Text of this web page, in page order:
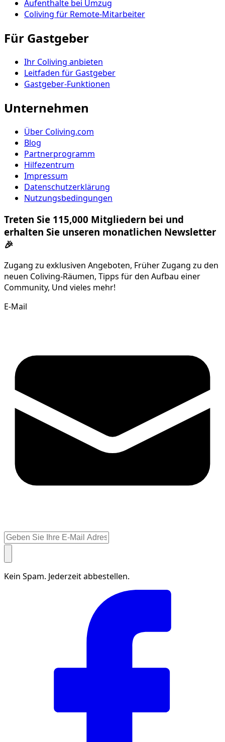
Aufenthalte bei Umzug
Coliving für Remote-Mitarbeiter
Für Gastgeber
Ihr Coliving anbieten
Leitfaden für Gastgeber
Gastgeber-Funktionen
Unternehmen
Über Coliving.com
Blog
Partnerprogramm
Hilfezentrum
Impressum
Datenschutzerklärung
Nutzungsbedingungen
Treten Sie 115,000 Mitgliedern bei und
erhalten Sie unseren monatlichen Newsletter
🎉
Zugang zu exklusiven Angeboten, Früher Zugang zu den
neuen Coliving-Räumen, Tipps für den Aufbau einer
Community, Und vieles mehr!
E-Mail
Kein Spam. Jederzeit abbestellen.